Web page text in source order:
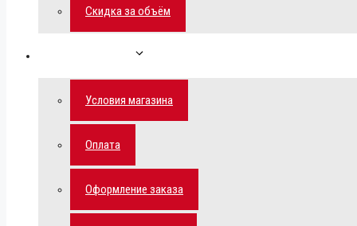
Скидка за объём
Условия магазина
Оплата
Оформление заказа